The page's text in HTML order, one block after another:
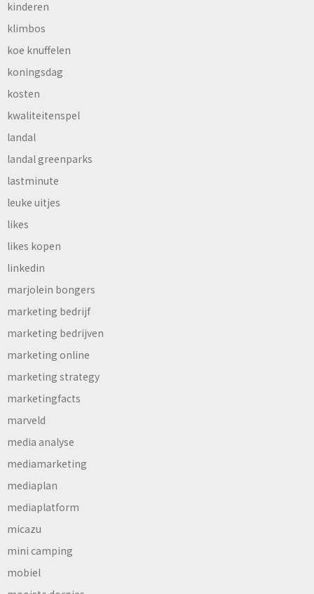
kinderen
klimbos
koe knuffelen
koningsdag
kosten
kwaliteitenspel
landal
landal greenparks
lastminute
leuke uitjes
likes
likes kopen
linkedin
marjolein bongers
marketing bedrijf
marketing bedrijven
marketing online
marketing strategy
marketingfacts
marveld
media analyse
mediamarketing
mediaplan
mediaplatform
micazu
mini camping
mobiel